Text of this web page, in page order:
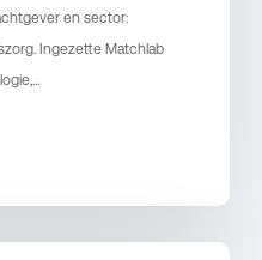
en sector:
Ingezette Matchlab